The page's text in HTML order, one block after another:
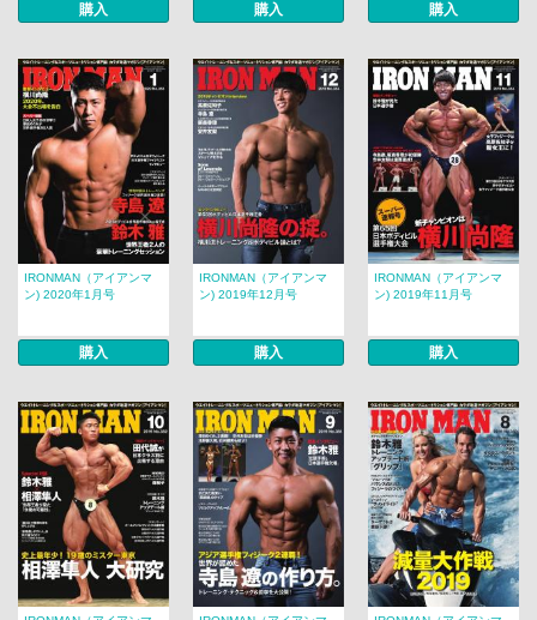
購入 購入 購入
IRONMAN（アイアンマ
ン) 2020年1月号
購入
IRONMAN（アイアンマ
ン) 2019年12月号
購入
IRONMAN（アイアンマ
ン) 2019年11月号
購入